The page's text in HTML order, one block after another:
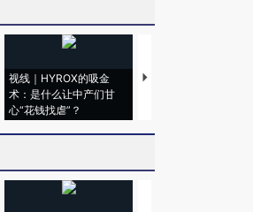
视线｜HYROX的吸金
术：是什么让中产们甘
心“花钱找虐”？
马航飞行员跨国走私7万